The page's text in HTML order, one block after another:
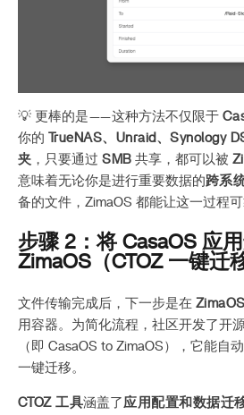
💡 更棒的是——这种方法不仅限于
你的
TrueNAS、Unraid、Synology
夹 ，只要通过SMB共享，都可以被
意味着无论你是进行重要数据的跨系
备的文件，ZimaOS 都能让这一过程可
步骤 2：将 CasaOS 应
ZimaOS（CTOZ 一键迁
文件传输完成后，下一步是在 ZimaOS
用容器。为简化流程，社区开发了开
（即 CasaOS to ZimaOS），它能自
一键迁移。
CTOZ 工具涵盖了 应用配置和数据迁